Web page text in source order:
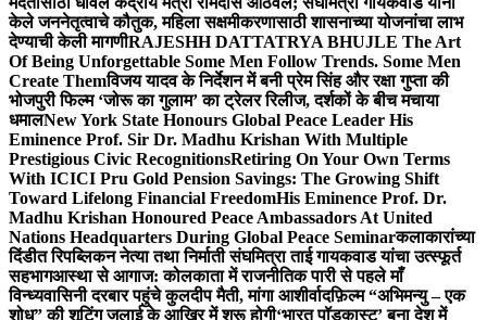
केले जननेतृत्वाचे कौतुक, महिला सक्षमीकरणासाठी शासनाच्या योजनांचा लाभ
देण्याची केली मागणीRAJESHH DATTATRYA BHUJLE The Art
Of Being Unforgettable Some Men Follow Trends. Some Men
Create Themविजय यादव के निर्देशन में बनी प्रेम सिंह और रक्षा गुप्ता की
भोजपुरी फिल्म ‘जोरू का गुलाम’ का ट्रेलर रिलीज, दर्शकों के बीच मचाया
धमालNew York State Honours Global Peace Leader His
Eminence Prof. Sir Dr. Madhu Krishan With Multiple
Prestigious Civic RecognitionsRetiring On Your Own Terms
With ICICI Pru Gold Pension Savings: The Growing Shift
Toward Lifelong Financial FreedomHis Eminence Prof. Dr.
Madhu Krishan Honoured Peace Ambassadors At United
Nations Headquarters During Global Peace Seminarकलाकारांच्या
दिंडीत रिपब्लिकन नेत्या तथा निर्माती संघमित्रा ताई गायकवाड यांचा उत्स्फूर्त
सहभागआस्था से आगाज: कोलकाता में राजनीतिक पारी से पहले माँ
विन्ध्यवासिनी दरबार पहुंचे कुलदीप मैती, मांगा आशीर्वादफ़िल्म “अभिमन्यु – एक
शोध” की शूटिंग जुलाई के आखिर में शुरू होगी‘भारत पॉडकास्ट’ बना देश में